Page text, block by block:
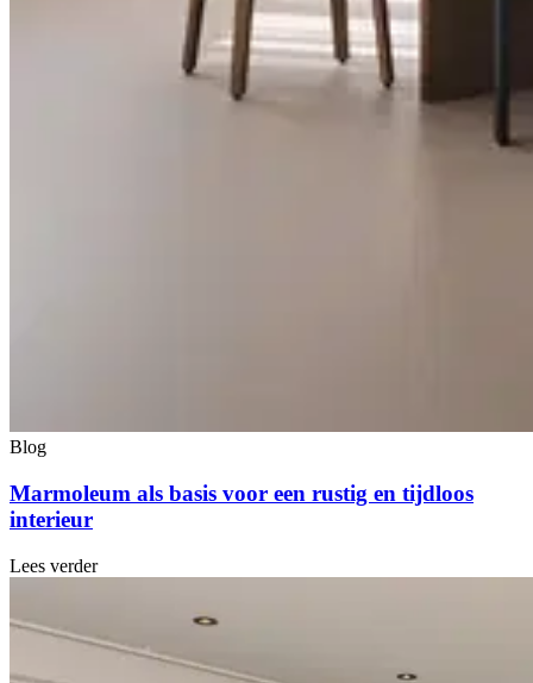
Blog
Marmoleum als basis voor een rustig en tijdloos
interieur
Lees verder